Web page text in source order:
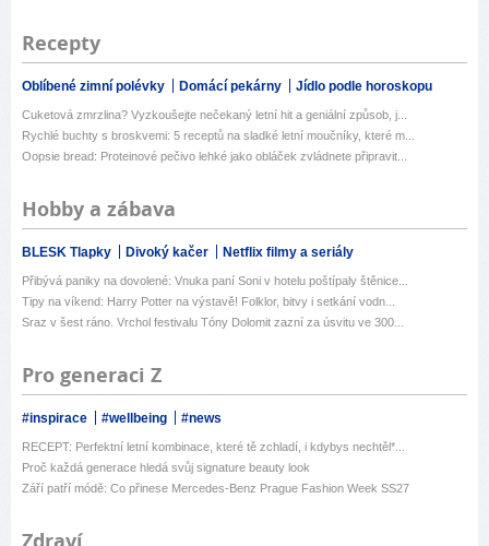
Recepty
Oblíbené zimní polévky Domácí pekárny Jídlo podle horoskopu
Cuketová zmrzlina? Vyzkoušejte nečekaný letní hit a geniální způsob, j...
Rychlé buchty s broskvemi: 5 receptů na sladké letní moučníky, které m...
Oopsie bread: Proteinové pečivo lehké jako obláček zvládnete připravit...
Hobby a zábava
BLESK Tlapky Divoký kačer Netflix filmy a seriály
Přibývá paniky na dovolené: Vnuka paní Soni v hotelu poštípaly štěnice...
Tipy na víkend: Harry Potter na výstavě! Folklor, bitvy i setkání vodn...
Sraz v šest ráno. Vrchol festivalu Tóny Dolomit zazní za úsvitu ve 300...
Pro generaci Z
#inspirace #wellbeing #news
RECEPT: Perfektní letní kombinace, které tě zchladí, i kdybys nechtěl*...
Proč každá generace hledá svůj signature beauty look
Září patří módě: Co přinese Mercedes-Benz Prague Fashion Week SS27